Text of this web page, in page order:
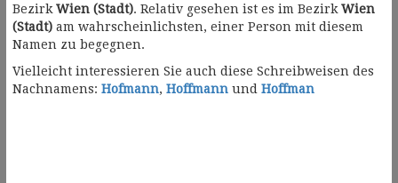
Bezirk Wien (Stadt). Relativ gesehen ist es im Bezirk Wien
(Stadt) am wahrscheinlichsten, einer Person mit diesem
Namen zu begegnen.
Vielleicht interessieren Sie auch diese Schreibweisen des
Nachnamens: Hofmann, Hoffmann und Hoffman